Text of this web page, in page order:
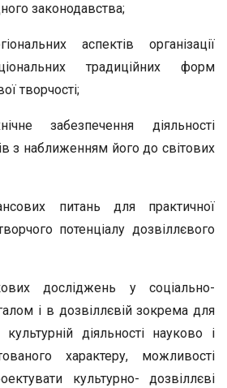
законодавства;
аспектів організації
традиційних форм
творчості;
забезпечення діяльності
з наближенням його до світових
питань для практичної
потенціалу дозвіллєвого
досліджень у соціально-
і в дозвіллєвій зокрема для
діяльності науково і
характеру, можливості
культурно- дозвіллєві